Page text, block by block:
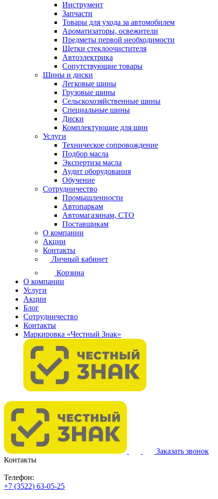
Инструмент
Запчасти
Товары для ухода за автомобилем
Ароматизаторы, освежители
Предметы первой необходимости
Щетки стеклоочистителя
Автоэлектрика
Сопутствующие товары
Шины и диски
Легковые шины
Грузовые шины
Сельскохозяйственные шины
Специальные шины
Диски
Комплектующие для шин
Услуги
Техническое сопровождение
Подбор масла
Экспертиза масла
Аудит оборудования
Обучение
Сотрудничество
Промышленности
Автопаркам
Автомагазинам, СТО
Поставщикам
О компании
Акции
Контакты
Личный кабинет
Корзина
О компании
Услуги
Акции
Блог
Сотрудничество
Контакты
Маркировка «Честный Знак»
Заказать звонок
Контакты
Телефон:
+7 (3522) 63-05-25